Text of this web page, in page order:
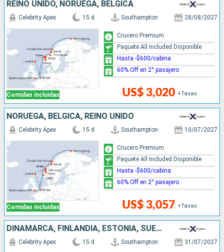
REINO UNIDO, NORUEGA, BÉLGICA
Comidas incluidas
Celebrity Apex 15 d Southampton 28/08/2027
US$ 3,020 +Tasas
Crucero Premium
Paquete All Included Disponible
Hasta -$600/cabina
60% Off en 2° pasajero
NORUEGA, BÉLGICA, REINO UNIDO
Comidas incluidas
Celebrity Apex 15 d Southampton 10/07/2027
US$ 3,057 +Tasas
Crucero Premium
Paquete All Included Disponible
Hasta -$600/cabina
60% Off en 2° pasajero
DINAMARCA, FINLANDIA, ESTONIA, SUECIA, REINO UNIDO, NORUEGA
Celebrity Apex 15 d Southampton 31/07/2027